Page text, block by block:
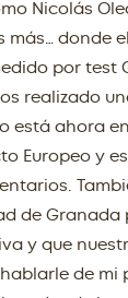
Nicolás
más… donde
por test
realizado
está ahora
Europeo y
de
y que
de